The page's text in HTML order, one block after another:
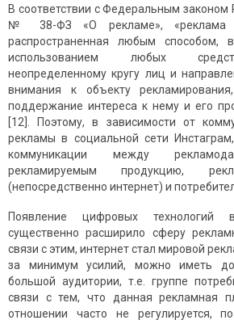
В соответствии с Федеральным законом
№ 38-ФЗ «О рекламе», «реклама
распространенная любым
использованием любых
неопределенному кругу лиц и
внимания к объекту
поддержание интереса к нему и его
[12]. Поэтому, в зависимости от
рекламы в социальной сети
коммуникации между
рекламируемым продукцию,
(непосредственно интернет) и
Появление цифровых
существенно расширило сферу
связи с этим, интернет стал мировой
за минимум усилий, можно иметь
большой аудитории, т.е. группе
связи с тем, что данная рекламная
отношении часто не регулируется,